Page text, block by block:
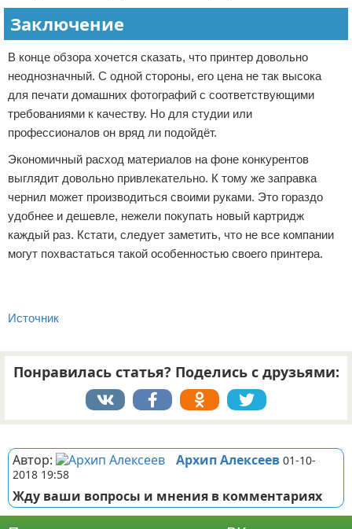
Заключение
В конце обзора хочется сказать, что принтер довольно
неоднозначный. С одной стороны, его цена не так высока
для печати домашних фотографий с соответствующими
требованиями к качеству. Но для студии или
профессионалов он вряд ли подойдёт.
Экономичный расход материалов на фоне конкурентов
выглядит довольно привлекательно. К тому же заправка
чернил может производиться своими руками. Это гораздо
удобнее и дешевле, нежели покупать новый картридж
каждый раз. Кстати, следует заметить, что не все компании
могут похвастаться такой особенностью своего принтера.
Источник
Понравилась статья? Поделись с друзьями:
Автор: Архип Алексеев 01-10-
2018 19:58
Жду ваши вопросы и мнения в комментариях